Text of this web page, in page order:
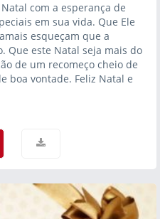
com a esperança de
em sua vida. Que Ele
esqueçam que a
Que este Natal seja mais do
de um recomeço cheio de
boa vontade. Feliz Natal e